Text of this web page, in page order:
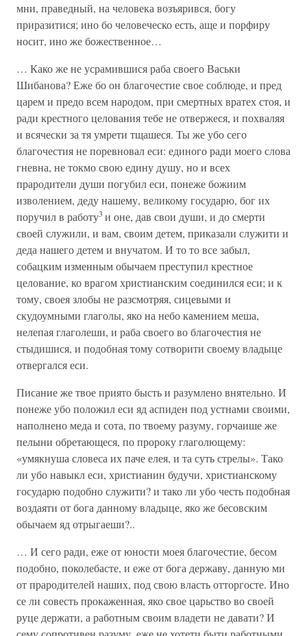
мни, праведный, на человека возъярився, богу
приразитися; ино бо человеческо есть, аще и порфиру
носит, ино же божественное…
… Како же не усрамившися раба своего Васьки
Шибанова? Еже бо он благочестие свое соблюде, и пред
царем и предо всем народом, при смертных вратех стоя, и
ради крестного целования тебе не отвержеся, и похваляя
и всячески за тя умрети тщашеся. Ты же убо сего
благочестия не поревновал еси: единого ради моего слова
гневна, не токмо свою едину душу, но и всех
прародители души погубил еси, понеже божиим
изволением, деду нашему, великому государю, бог их
поручил в работу3 и оне, дав свои души, и до смерти
своей служили, и вам, своим детем, приказали служити и
деда нашего детем и внучатом. И то то все забыл,
собацким изменным обычаем преступил крестное
целование, ко врагом христианским соединился еси; и к
тому, своея злобы не разсмотряя, сицевыми и
скудоумными глаголы, яко на небо камением меша,
нелепая глаголеши, и раба своего во благочестия не
стыдишися, и подобная тому сотворити своему владыце
отвергался еси.
Писание же твое приято бысть и разумлено внятельно. И
понеже убо положил еси яд аспиден под устнами своими,
наполнено меда и сота, по твоему разуму, горчаише же
пелыни обретающеся, по пророку глаголющему:
«умякнуша словеса их паче елея, и та суть стрелы». Тако
ли убо навыкл еси, христианин будучи, христианскому
государю подобно служити? и тако ли убо честь подобная
воздаяти от бога данному владыце, яко же бесовским
обычаем яд отрыгаеши?..
… И сего ради, еже от юности моея благочестие, бесом
подобно, поколебасте, и еже от бога державу, данную ми
от прародителей наших, под свою власть отторгосте. Ино
се ли совесть прокаженная, яко свое царьство во своей
руце держати, а работным своим владети не давати? И